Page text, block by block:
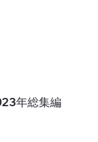
年総集編